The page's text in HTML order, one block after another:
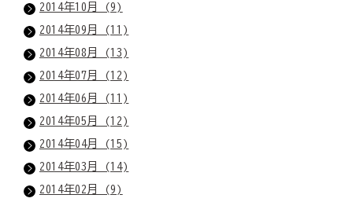
2014年10月 (9)
2014年09月 (11)
2014年08月 (13)
2014年07月 (12)
2014年06月 (11)
2014年05月 (12)
2014年04月 (15)
2014年03月 (14)
2014年02月 (9)